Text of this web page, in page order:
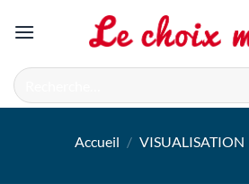
Recherche
pour :
Accueil / VISUALISATION